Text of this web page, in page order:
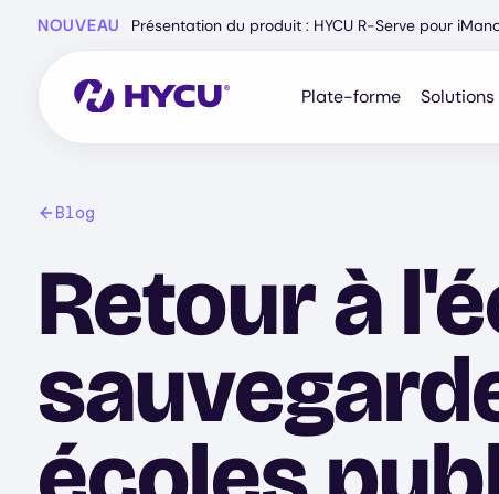
NOUVEAU Présentation du produit : HYCU R-Serve pour
Plate-forme Solutions
Blog
Retour à